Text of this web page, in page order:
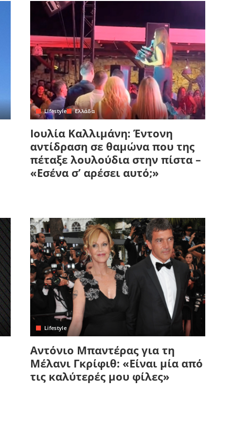
Lifestyle Ελλάδα
Ιουλία Καλλιμάνη: Έντονη
αντίδραση σε θαμώνα που της
πέταξε λουλούδια στην πίστα –
«Εσένα σ’ αρέσει αυτό;»
Lifestyle
Αντόνιο Μπαντέρας για τη
Μέλανι Γκρίφιθ: «Είναι μία από
τις καλύτερές μου φίλες»